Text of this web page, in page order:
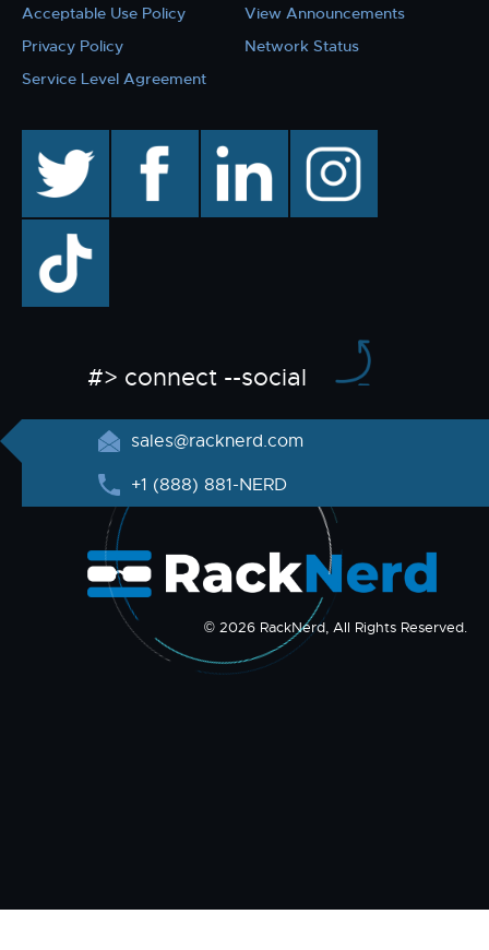
Acceptable Use Policy
Privacy Policy
Service Level Agreement
View Announcements
Network Status
facebook linkedin instagram
TikTok
#> connect --social
sales@racknerd.com
+1 (888) 881-NERD
© 2026 RackNerd, All Rights Reserved.